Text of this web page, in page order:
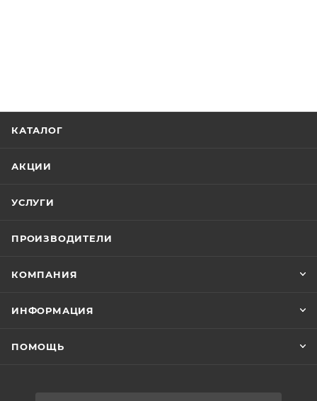
КАТАЛОГ
АКЦИИ
УСЛУГИ
ПРОИЗВОДИТЕЛИ
КОМПАНИЯ
ИНФОРМАЦИЯ
ПОМОЩЬ